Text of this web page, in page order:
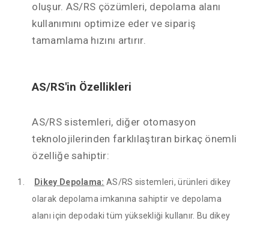
oluşur. AS/RS çözümleri, depolama alanı
kullanımını optimize eder ve sipariş
tamamlama hızını artırır.
AS/RS'in Özellikleri
AS/RS sistemleri, diğer otomasyon
teknolojilerinden farklılaştıran birkaç önemli
özelliğe sahiptir:
1. Dikey Depolama: AS/RS sistemleri, ürünleri dikey
olarak depolama imkanına sahiptir ve depolama
alanı için depodaki tüm yüksekliği kullanır. Bu dikey